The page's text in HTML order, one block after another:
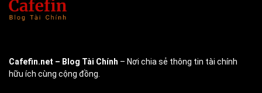
Cafefin.net – Blog Tài Chính – Nơi chia sẻ thông tin tài chính
hữu ích cùng cộng đồng.